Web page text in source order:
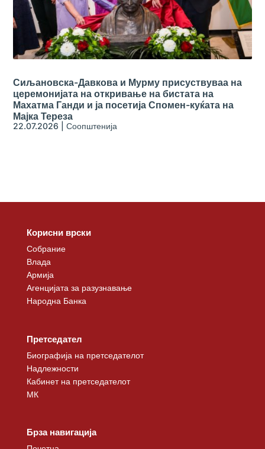
Сиљановска-Давкова и Мурму присуствуваа на
церемонијата на откривање на бистата на
Махатма Ганди и ја посетија Спомен-куќата на
Мајка Тереза
22.07.2026 |Соопштенија
Корисни врски
Собрание
Влада
Армија
Агенцијата за разузнавање
Народна Банка
Претседател
Биографија на претседателот
Надлежности
Кабинет на претседателот
МК
Брза навигација